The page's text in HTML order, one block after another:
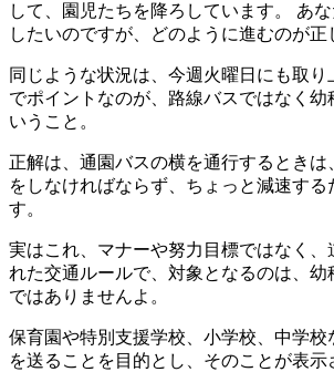
して、園児たちを降ろしています。 あ
したいのですが、どのように進むのが正
同じような状況は、今週火曜日にも取り
でポイントなのが、路線バスではなく幼
いうこと。
正解は、通園バスの横を通行するとき
をしなければならず、ちょっと減速す
す。
実はこれ、マナーや努力目標ではなく、
れた交通ルールで、対象となるのは、幼
ではありませんよ。
保育園や特別支援学校、小学校、中学校
を送ることを目的とし、そのことが表